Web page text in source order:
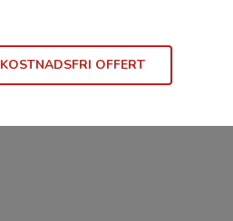
KOSTNADSFRI OFFERT